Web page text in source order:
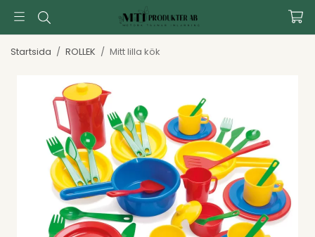
Startsida / ROLLEK / Mitt lilla kök